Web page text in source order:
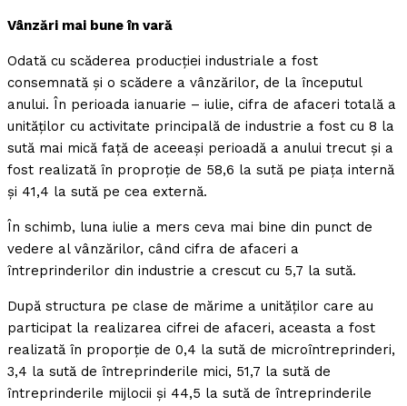
Vânzări mai bune în vară
Odată cu scăderea producţiei industriale a fost
consemnată şi o scădere a vânzărilor, de la începutul
anului. În perioada ianuarie – iulie, cifra de afaceri totală a
unităţilor cu activitate principală de industrie a fost cu 8 la
sută mai mică faţă de aceeaşi perioadă a anului trecut şi a
fost realizată în proproţie de 58,6 la sută pe piaţa internă
şi 41,4 la sută pe cea externă.
În schimb, luna iulie a mers ceva mai bine din punct de
vedere al vânzărilor, când cifra de afaceri a
întreprinderilor din industrie a crescut cu 5,7 la sută.
După structura pe clase de mărime a unităţilor care au
participat la realizarea cifrei de afaceri, aceasta a fost
realizată în proporţie de 0,4 la sută de microîntreprinderi,
3,4 la sută de întreprinderile mici, 51,7 la sută de
întreprinderile mijlocii şi 44,5 la sută de întreprinderile